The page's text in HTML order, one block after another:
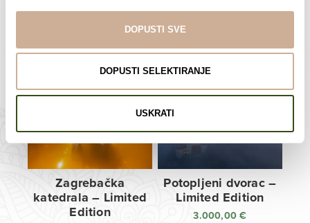
DOPUSTI SVE
DOPUSTI SELEKTIRANJE
USKRATI
Limited Edition Fotografije
Zagrebačka
katedrala – Limited
Edition
Potopljeni dvorac –
Limited Edition
3.000,00€